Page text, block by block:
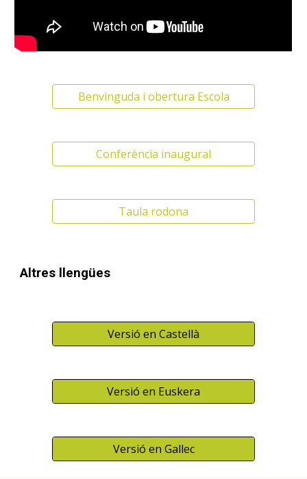
Benvinguda i obertura Escola
Conferència inaugural
Taula rodona
Altres llengües
Versió en Castellà
Versió en Euskera
Versió en Gallec